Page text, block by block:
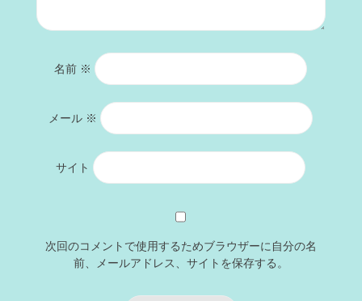
名前 ※
メール ※
サイト
次回のコメントで使用するためブラウザーに自分の名
前、メールアドレス、サイトを保存する。